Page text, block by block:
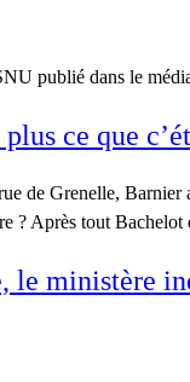
publié dans le
ce que
de Grenelle,
? Après tout
le ministère